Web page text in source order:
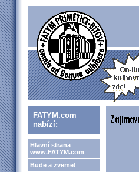
FATYM.com
nabízí:
Hlavní strana
www.FATYM.com
Bude a zveme!